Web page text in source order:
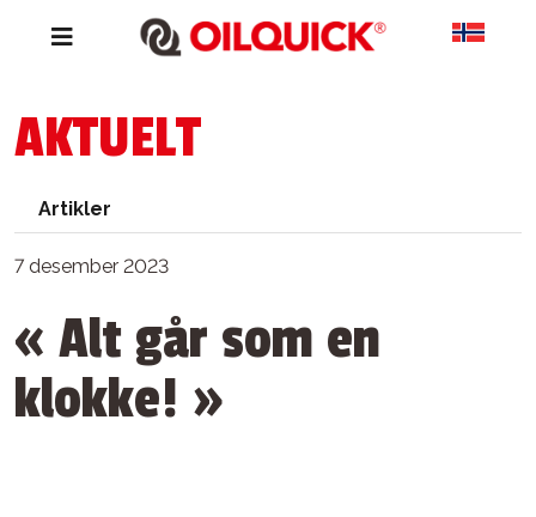
AKTUELT
Artikler
7 desember 2023
« Alt går som en
klokke! »